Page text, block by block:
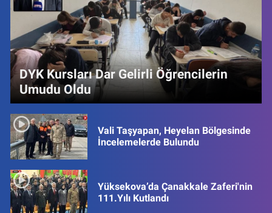
DYK Kursları Dar Gelirli Öğrencilerin
Umudu Oldu
Vali Taşyapan, Heyelan Bölgesinde
İncelemelerde Bulundu
Yüksekova’da Çanakkale Zaferi'nin
111.Yılı Kutlandı